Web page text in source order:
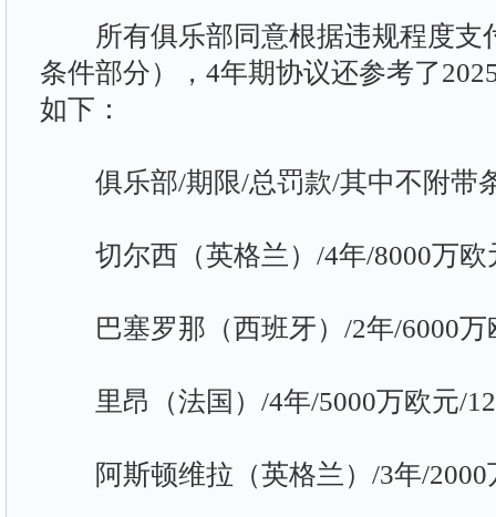
所有俱乐部同意根据违规程度支
条件部分），4年期协议还参考了
如下：
俱乐部/期限/总罚款/其中不附带
切尔西（英格兰）/4年/8000万欧
巴塞罗那（西班牙）/2年/6000万
里昂（法国）/4年/5000万欧元/
阿斯顿维拉（英格兰）/3年/2000